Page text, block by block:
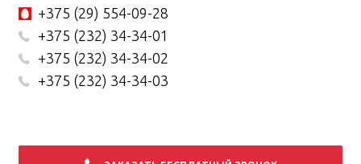
+375 (29) 554-09-28
+375 (232) 34-34-01
+375 (232) 34-34-02
+375 (232) 34-34-03